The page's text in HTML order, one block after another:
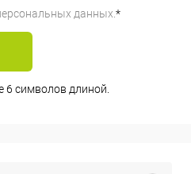
данных. *
символов длиной.